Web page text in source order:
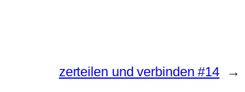
zerteilen und verbinden #14 →